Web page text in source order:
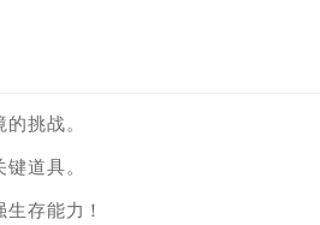
挑战。
道具。
存能力！